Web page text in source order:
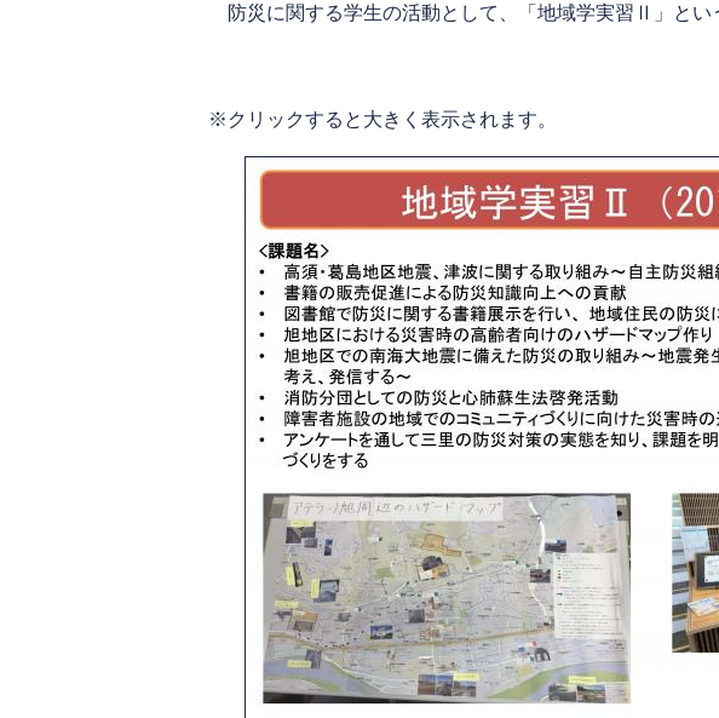
防災に関する学生の活動として、「地域学実習Ⅱ」とい
※クリックすると大きく表示されます。